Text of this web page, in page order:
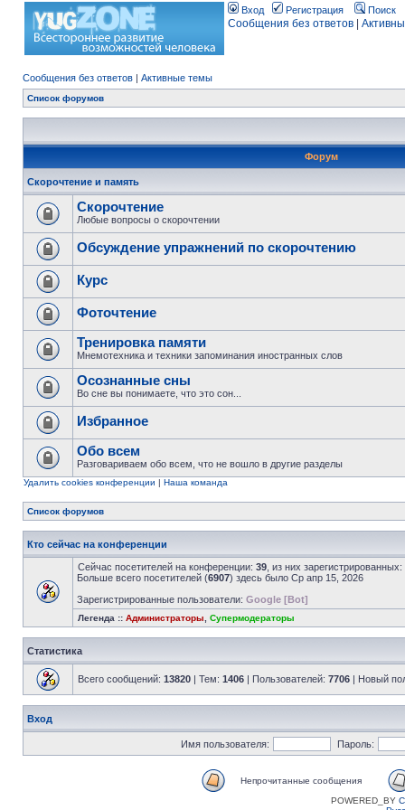
Вход Регистрация Поиск
Сообщения без ответов
Сообщения без ответов | Активные темы
Список форумов
Форум
Скорочтение и память
Скорочтение
Любые вопросы о скорочтении
Обсуждение упражнений по скорочтению
Курс
Фоточтение
Тренировка памяти
Мнемотехника и техники запоминания иностранных слов
Осознанные сны
Во сне вы понимаете, что это сон...
Избранное
Обо всем
Разговариваем обо всем, что не вошло в другие разделы
Удалить cookies конференции | Наша команда
Список форумов
Кто сейчас на конференции
Сейчас посетителей на конференции: 39 , из них
Больше всего посетителей (6907) здесь было Ср апр 15, 2026
Зарегистрированные пользователи: Google [Bot]
Легенда :: Администраторы Супермодераторы
Статистика
Всего сообщений: 13820 | Тем: 1406 | Пользователей: 7706 | Новый
Вход
Имя пользователя: Пароль:
Непрочитанные сообщения
POWERED_BY